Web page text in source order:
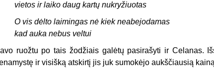
vietos ir laiko daug kartų nukryžiuotas
O vis dėlto laimingas nė kiek neabejodamas
kad auka nebus veltui
ruožtu po tais žodžiais galėtų pasirašyti ir Celanas.
ir visišką atskirtį jis juk sumokėjo aukščiausią